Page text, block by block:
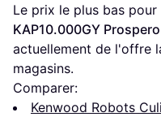
Le prix le plus bas pour
KAP10.000GY Prospero
actuellement de l'offre
magasins.
Comparer:
Kenwood Robots